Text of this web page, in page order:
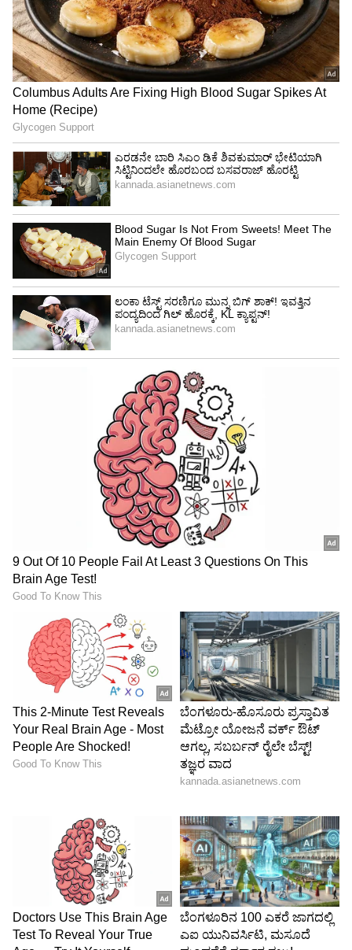
ದೈನಂದಿನ ಪೂಜಾ ಕೈಂಕರ್ಯ ನಡೆಸಲು‌ ಅವಕಾಶ
ನೀಡಲಾಗಿದೆ.
ವೈಕುಂಠ ಏಕಾದಶಿ ದಿನದಂದು ಎರಡೂ ಡೋಸ್ ಲಸಿಕೆ ಪಡೆದ
50 ಜನರಿಗೆ ಮಾತ್ರ ಒಂದು ಬಾರಿ ದೇವರ ದರ್ಶನಕ್ಕೆ ಅವಕಾಶ
ನೀಡಲಾಗುವುದು. ಯಾವುದೇ ಸೇವೆ ಇತ್ಯಾದಿಗಳಿಗೆ
ಅವಕಾಶವಿಲ್ಲ. ಯಾವುದೇ ಮೆರವಣಿಗೆ, ಮನರಂಜನಾ
ಕಾರ್ಯಕ್ರಮ ಆಯೋಜಿಸುವಂತಿಲ್ಲ. ಬೆಂಗಳೂರಿನಲ್ಲಿ
ಬಿಬಿಎಂಪಿ ಮುಖ್ಯ ಆಯುಕ್ತರು, ಜಿಲ್ಲೆಗಳಲ್ಲಿ ಡಿಸಿಗಳು ಪರಿಸ್ಥಿತಿ
ಅವಲೋಕಿಸಿ ಇನ್ನೂ ಹೆಚ್ಚಿನ ನಿರ್ಬಂಧ ವಿಧಿಸಬಹುದು ಎಂದು
ಹೇಳಲಾಗಿದೆ.
ರಾಜ್ಯ ಸರ್ಕಾರದಿಂದ ಹೊಸ ಮಾರ್ಗಸೂಚಿ ಬಿಡುಗಡೆ
ರಾಜ್ಯ ಸರ್ಕಾರದಿಂದ ಹೊಸ ಮಾರ್ಗಸೂಚಿ ಬಿಡುಗಡೆ
ವಿಸ್ತರಣೆ ಮಾಡಲಾಗಿದೆ. ಸರ್ಕಾರ ಈ ಮೊದಲು ವಿಧಿಸಿದ್ದ
ಕೊರೊನಾ ಮಾರ್ಗಸೂಚಿ ವಿಸ್ತರಣೆ ಮಾಡಿ ಆದೇಶ ನೀಡಿದೆ.
ಜನವರಿ 31ರ ವರೆಗೂ ಪ್ರತಿಭಟನೆಗಳು, ಮೆರವಣಿಗೆಗಳಿಗೆ
ನಿರ್ಬಂಧ ವಿಧಿಸಲಾಗಿದೆ. ಶಾಲೆಗಳಿಗೆ ರಜೆ ಬಗ್ಗೆ ಆಯಾ
ಜಿಲ್ಲಾಧಿಕಾರಿಗಳಿಗೆ ಹೊಣೆ ನೀಡಲಾಗಿದೆ.